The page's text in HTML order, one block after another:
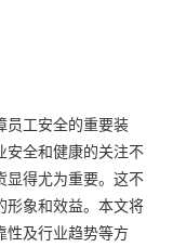
员工安全的重要装
安全和健康的关注不
显得尤为重要。这不
形象和效益。本文将
性及行业趋势等方